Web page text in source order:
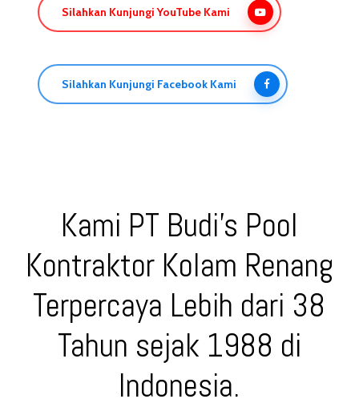
Silahkan Kunjungi YouTube Kami
Silahkan Kunjungi Facebook Kami
Kami PT Budi’s Pool
Kontraktor Kolam Renang
Terpercaya Lebih dari 38
Tahun sejak 1988 di
Indonesia.